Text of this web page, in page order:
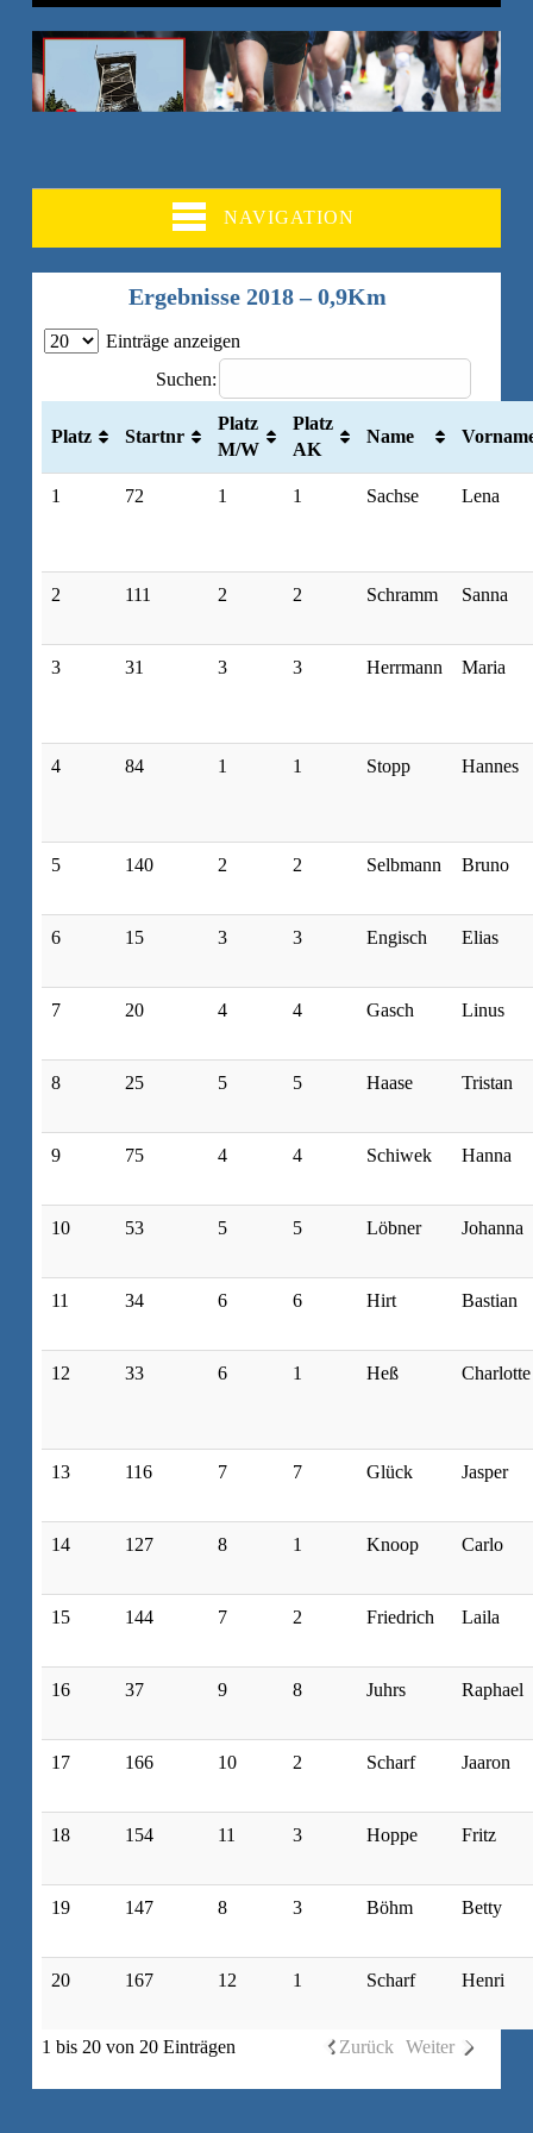
NAVIGATION
Ergebnisse 2018 – 0,9Km
Einträge anzeigen
Suchen:
Platz Startnr
Platz
M/W
Platz
AK
Name
1 72 1 1 Sachse Lena
2 111 2 2 Schramm Sanna
3 31 3 3 Herrmann Maria
4 84 1 1 Stopp Hannes
5 140 2 2 Selbmann Bruno
6 15 3 3 Engisch Elias
7 20 4 4 Gasch Linus
8 25 5 5 Haase Tristan
9 75 4 4 Schiwek Hanna
10 53 5 5 Löbner Johanna
11 34 6 6 Hirt Bastian
12 33 6 1 Heß Charlotte
13 116 7 7 Glück Jasper
14 127 8 1 Knoop Carlo
15 144 7 2 Friedrich Laila
16 37 9 8 Juhrs Raphael
17 166 10 2 Scharf Jaaron
18 154 11 3 Hoppe Fritz
19 147 8 3 Böhm Betty
20 167 12 1 Scharf Henri
1 bis 20 von 20 Einträgen Zurück Weiter